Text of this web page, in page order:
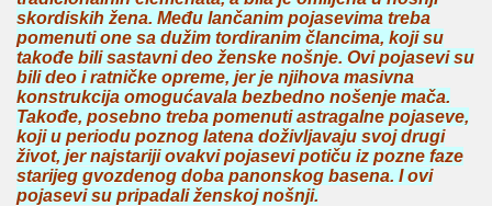
skordiskih žena. Među lančanim pojasevima treba
pomenuti one sa dužim tordiranim člancima, koji su
takođe bili sastavni deo ženske nošnje. Ovi pojasevi su
bili deo i ratničke opreme, jer je njihova masivna
konstrukcija omogućavala bezbedno nošenje mača.
Takođe, posebno treba pomenuti astragalne pojaseve,
koji u periodu poznog latena doživljavaju svoj drugi
život, jer najstariji ovakvi pojasevi potiču iz pozne faze
starijeg gvozdenog doba panonskog basena. I ovi
pojasevi su pripadali ženskoj nošnji.